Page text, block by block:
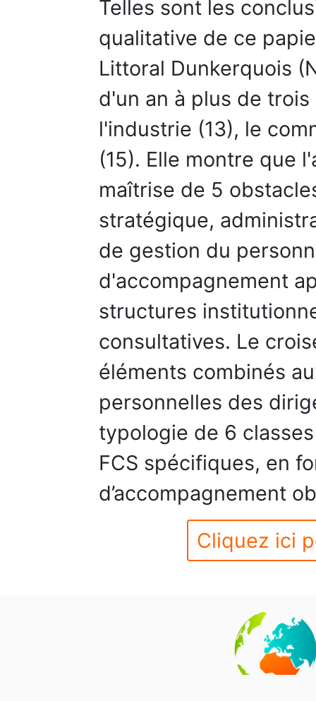
Telles sont les
qualitative de ce
Littoral Dunkerquois
d'un an à plus de
l'industrie (13), le
(15). Elle montre que
maîtrise de 5
stratégique,
de gestion du
d'accompagnement
structures
consultatives. Le
éléments combinés
personnelles des
typologie de 6
FCS spécifiques, en
d’accompagnement
Cliquez ici